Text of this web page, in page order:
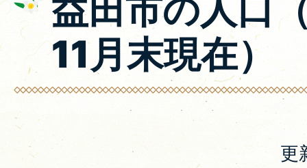
益田市の人口
11月末現在）
更